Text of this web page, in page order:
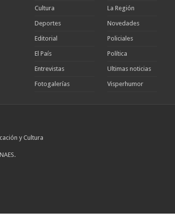
Cultura
Deportes
Editorial
El País
Entrevistas
Fotogalerías
La Región
Novedades
Policiales
Política
Ultimas noticias
Visperhumor
y Cultura